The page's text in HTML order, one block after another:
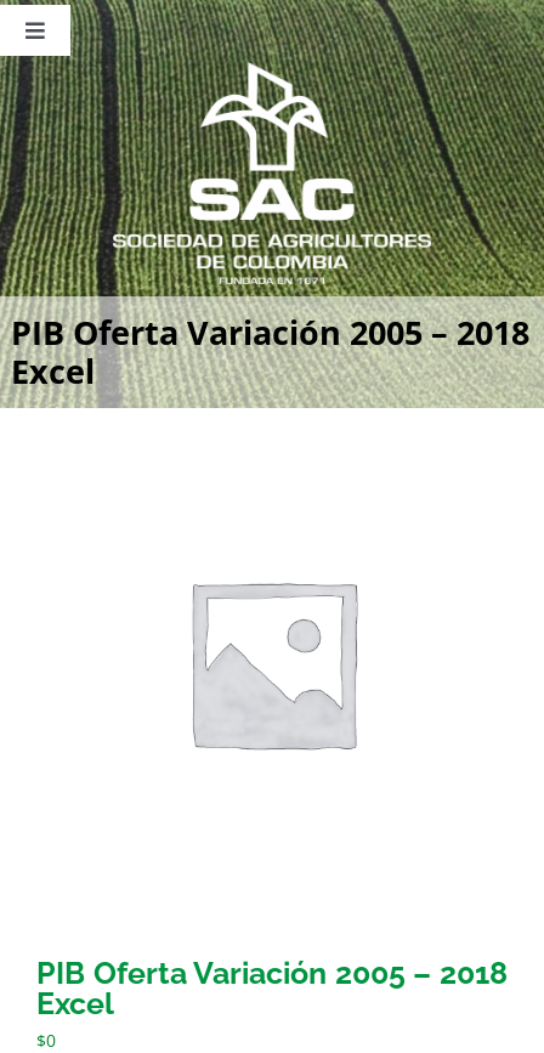
Saltar
contenido
Toggle
Navigation
Nosotros
Publicaciones
Sala de Prensa
Eventos
PIB Oferta Variación 2005 – 2018
Excel
PIB Oferta Variación 2005 – 2018
Excel
$0